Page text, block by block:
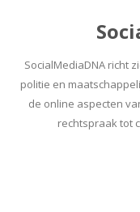
SocialMediaDNA richt
politie en
de online aspecten
rechtspraak tot